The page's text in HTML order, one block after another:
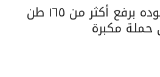
حي شرق يكثف جهوده برفع أكثر من ١٦٥ طن
مكبرة